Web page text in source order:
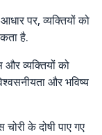
पर, व्यक्तियों को
है.
व्यक्तियों को
और भविष्य
के दोषी पाए गए